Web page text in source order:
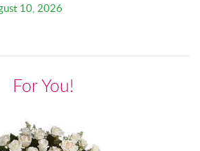
10, 2026
For You!